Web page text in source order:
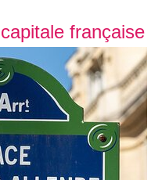
française